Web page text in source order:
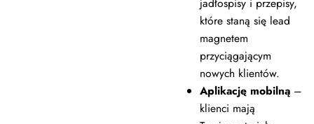
które staną się lead
magnetem
przyciągającym
nowych klientów.
Aplikację mobilną –
klienci mają